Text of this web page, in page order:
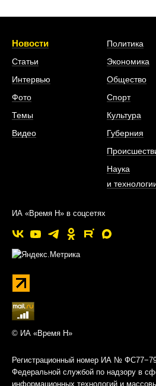
Новости
Статьи
Интервью
Фото
Темы
Видео
Политика
Экономика
Общество
Спорт
Культура
Губерния
Наука
и
ИА «Время Н» в соцсетях
© ИА «Время Н»
Регистрационный номер ИА №
Федеральной службой по надзору в
информационных технологий и